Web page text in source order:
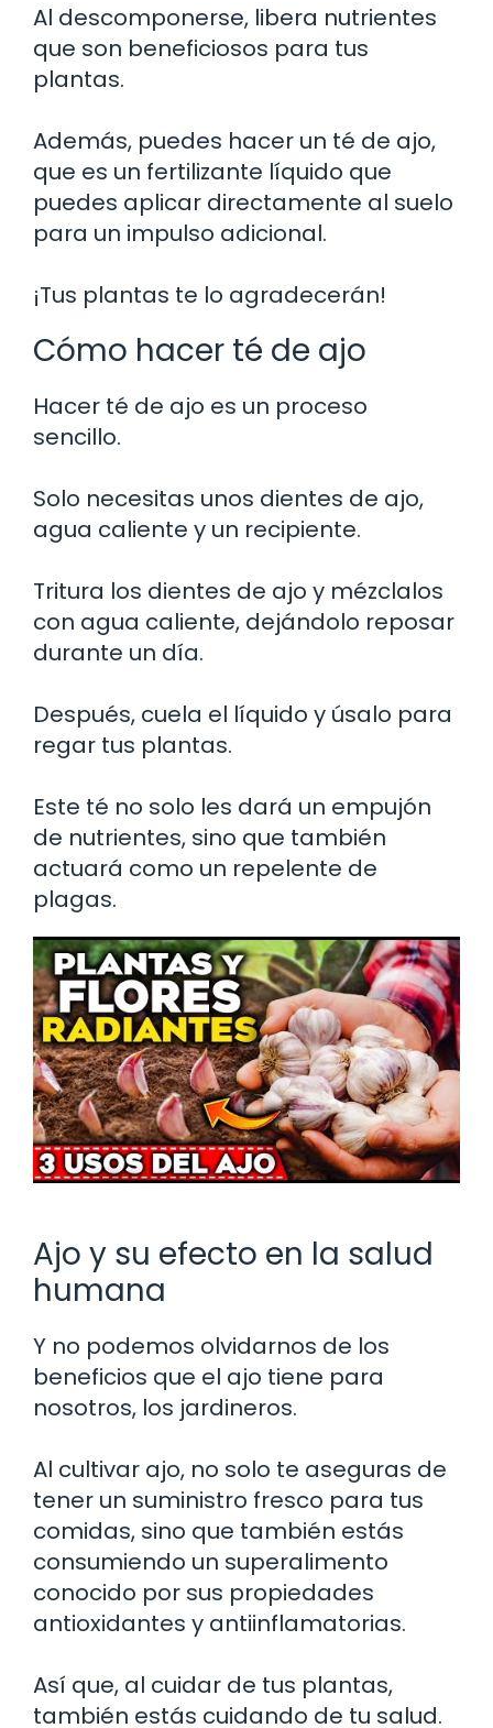
Al descomponerse, libera nutrientes
que son beneficiosos para tus
plantas.
Además, puedes hacer un té de ajo,
que es un fertilizante líquido que
puedes aplicar directamente al suelo
para un impulso adicional.
¡Tus plantas te lo agradecerán!
Cómo hacer té de ajo
Hacer té de ajo es un proceso
sencillo.
Solo necesitas unos dientes de ajo,
agua caliente y un recipiente.
Tritura los dientes de ajo y mézclalos
con agua caliente, dejándolo reposar
durante un día.
Después, cuela el líquido y úsalo para
regar tus plantas.
Este té no solo les dará un empujón
de nutrientes, sino que también
actuará como un repelente de
plagas.
Ajo y su efecto en la salud
humana
Y no podemos olvidarnos de los
beneficios que el ajo tiene para
nosotros, los jardineros.
Al cultivar ajo, no solo te aseguras de
tener un suministro fresco para tus
comidas, sino que también estás
consumiendo un superalimento
conocido por sus propiedades
antioxidantes y antiinflamatorias.
Así que, al cuidar de tus plantas,
también estás cuidando de tu salud.